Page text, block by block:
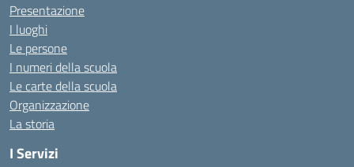
Presentazione
I luoghi
Le persone
I numeri della scuola
Le carte della scuola
Organizzazione
La storia
I Servizi